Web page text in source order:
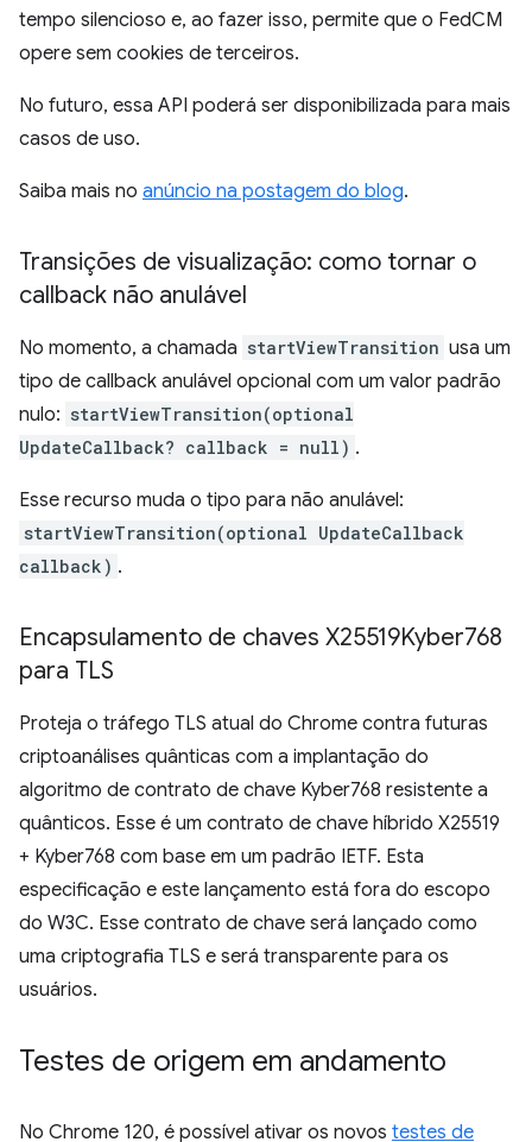
tempo silencioso e, ao fazer isso, permite que o FedCM
opere sem cookies de terceiros.
No futuro, essa API poderá ser disponibilizada para mais
casos de uso.
Saiba mais no anúncio na postagem do blog.
Transições de visualização: como tornar o
callback não anulável
No momento, a chamada startViewTransition usa um
tipo de callback anulável opcional com um valor padrão
nulo: startViewTransition(optional
UpdateCallback? callback = null) .
Esse recurso muda o tipo para não anulável:
startViewTransition(optional UpdateCallback
callback) .
Encapsulamento de chaves X25519Kyber768
para TLS
Proteja o tráfego TLS atual do Chrome contra futuras
criptoanálises quânticas com a implantação do
algoritmo de contrato de chave Kyber768 resistente a
quânticos. Esse é um contrato de chave híbrido X25519
+ Kyber768 com base em um padrão IETF. Esta
especificação e este lançamento está fora do escopo
do W3C. Esse contrato de chave será lançado como
uma criptografia TLS e será transparente para os
usuários.
Testes de origem em andamento
No Chrome 120, é possível ativar os novos testes de